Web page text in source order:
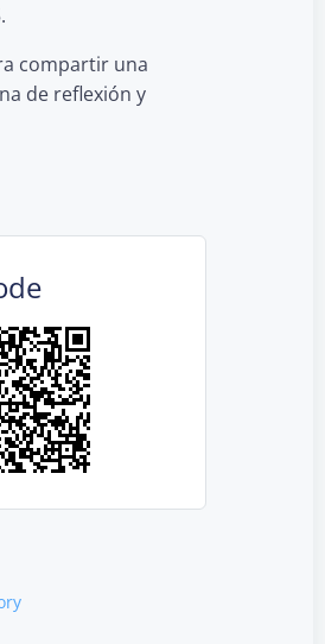
compartir una
de reflexión y